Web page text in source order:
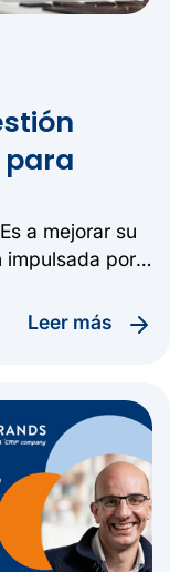
para
a mejorar su
impulsada por
leer más